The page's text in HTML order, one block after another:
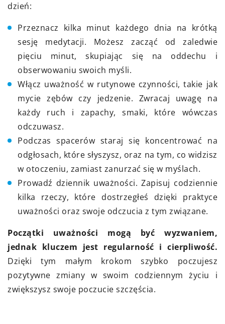
dzień:
Przeznacz kilka minut każdego dnia na krótką
sesję medytacji. Możesz zacząć od zaledwie
pięciu minut, skupiając się na oddechu i
obserwowaniu swoich myśli.
Włącz uważność w rutynowe czynności, takie jak
mycie zębów czy jedzenie. Zwracaj uwagę na
każdy ruch i zapachy, smaki, które wówczas
odczuwasz.
Podczas spacerów staraj się koncentrować na
odgłosach, które słyszysz, oraz na tym, co widzisz
w otoczeniu, zamiast zanurzać się w myślach.
Prowadź dziennik uważności. Zapisuj codziennie
kilka rzeczy, które dostrzegłeś dzięki praktyce
uważności oraz swoje odczucia z tym związane.
Początki uważności mogą być wyzwaniem,
jednak kluczem jest regularność i cierpliwość.
Dzięki tym małym krokom szybko poczujesz
pozytywne zmiany w swoim codziennym życiu i
zwiększysz swoje poczucie szczęścia.